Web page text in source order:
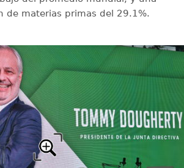
de materias primas del 29.1%.